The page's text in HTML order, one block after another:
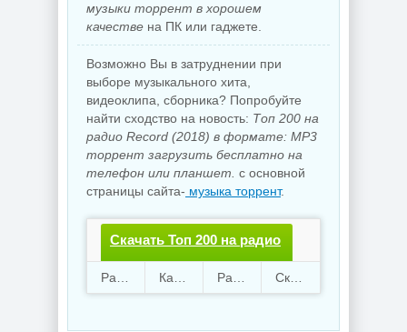
музыки торрент в хорошем
качестве на ПК или гаджете.
Возможно Вы в затруднении при
выборе музыкального хита,
видеоклипа, сборника? Попробуйте
найти сходство на новость: Топ 200 на
радио Record (2018) в формате: MP3
торрент загрузить бесплатно на
телефон или планшет. с основной
страницы сайта- музыка торрент.
Скачать Топ 200 на радио
Record.torrent файл
113 28 1.8 Gb